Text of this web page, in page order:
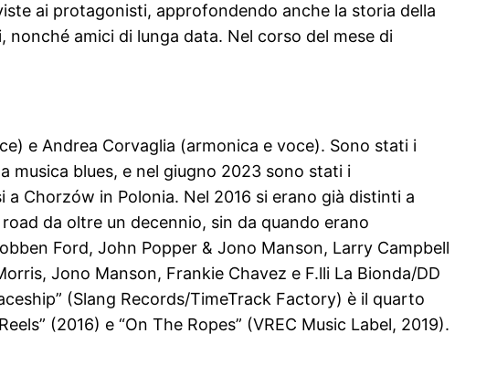
ai protagonisti, approfondendo anche la storia della
amici di lunga data. Nel corso del mese di
e Andrea Corvaglia (armonica e voce). Sono stati i
musica blues, e nel giugno 2023 sono stati i
a Chorzów in Polonia. Nel 2016 si erano già distinti a
da oltre un decennio, sin da quando erano
Ford, John Popper & Jono Manson, Larry Campbell
Jono Manson, Frankie Chavez e F.lli La Bionda/DD
(Slang Records/TimeTrack Factory) è il quarto
(2016) e “On The Ropes” (VREC Music Label, 2019).